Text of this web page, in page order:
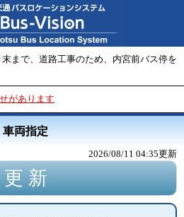
末まで、道路工事のため、内宮前バス停を
があります
車両指定
2026/08/11 04:35更新